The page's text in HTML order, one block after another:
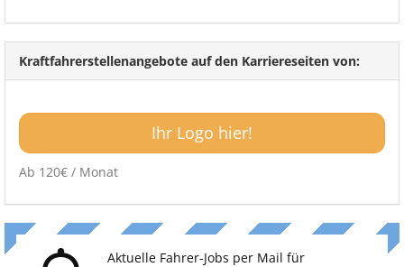
Kraftfahrerstellenangebote auf den Karriereseiten von:
Ihr Logo hier!
Ab 120€ / Monat
Aktuelle Fahrer-Jobs per Mail für